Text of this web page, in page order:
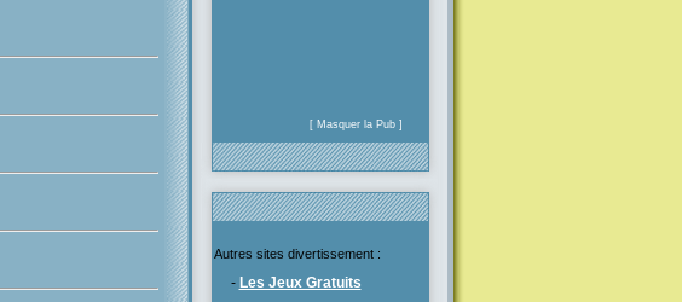
[ Masquer la Pub ]
Autres sites divertissement :
- Les Jeux Gratuits